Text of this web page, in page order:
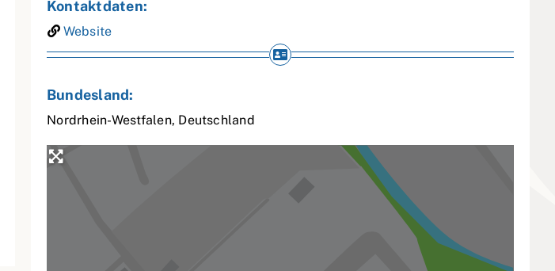
Kontaktdaten:
Website
Bundesland:
Nordrhein-Westfalen, Deutschland